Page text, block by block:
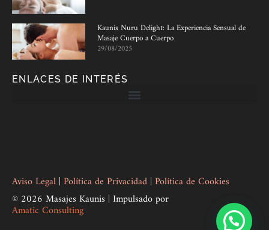
Kaunis Nuru Delight: La Experiencia Sensual de
Masaje Cuerpo a Cuerpo
29/08/2025
ENLACES DE INTERÉS
Aviso Legal | Política de Privacidad | Política de Cookies
© 2026 Masajes Kaunis | Impulsado por
Amatic Consulting